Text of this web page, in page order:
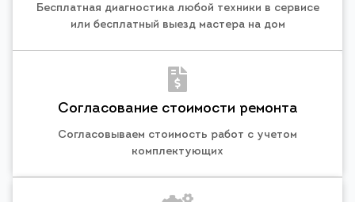
Бесплатная диагностика любой техники в сервисе
или бесплатный выезд мастера на дом
Согласование стоимости ремонта
Согласовываем стоимость работ с учетом
комплектующих